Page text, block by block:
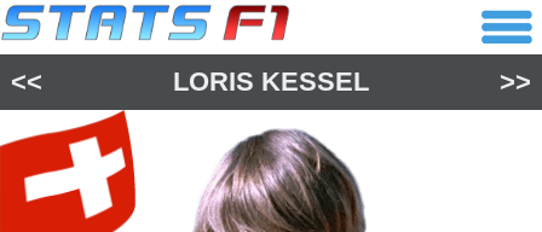
<< LORIS KESSEL >>